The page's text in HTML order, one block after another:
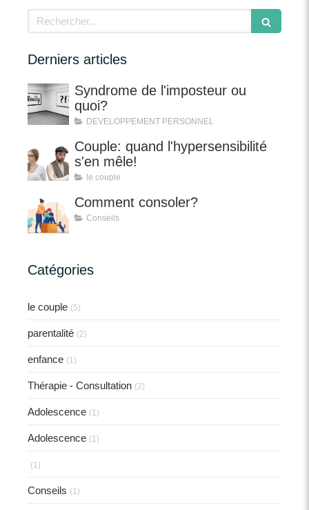
Rechercher
Derniers articles
Syndrome de l'imposteur ou
quoi?
DEVELOPPEMENT PERSONNEL
Couple: quand l'hypersensibilité
s'en mêle!
le couple
Comment consoler?
Conseils
Catégories
le couple (5)
parentalité (2)
enfance (1)
Thérapie - Consultation (2)
Adolescence (1)
Adolescence (1)
(1)
Conseils (1)